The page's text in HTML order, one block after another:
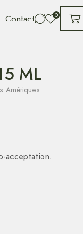
Contact 0
ML
Amériques
acceptation.